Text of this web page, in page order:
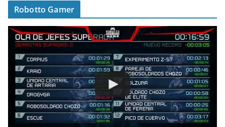
Robotto Gamer